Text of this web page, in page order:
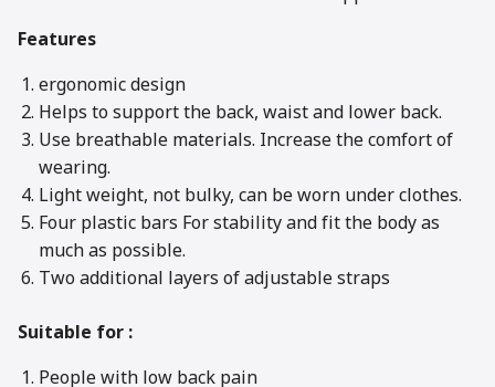
Features
ergonomic design
Helps to support the back, waist and lower back.
Use breathable materials. Increase the comfort of
wearing.
Light weight, not bulky, can be worn under clothes.
Four plastic bars For stability and fit the body as
much as possible.
Two additional layers of adjustable straps
Suitable for :
People with low back pain